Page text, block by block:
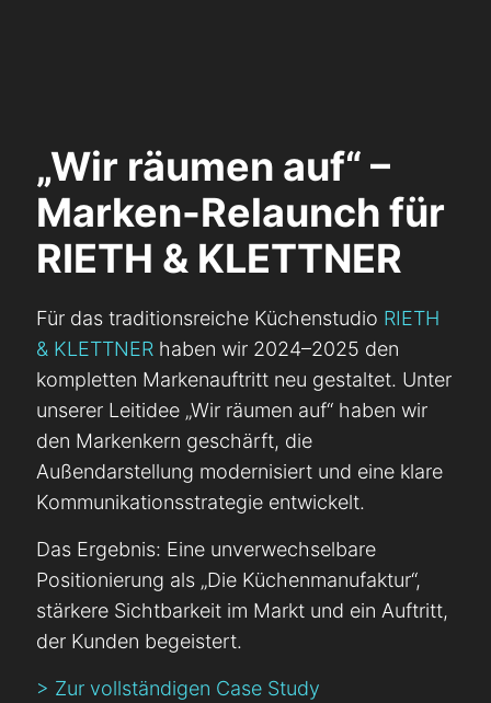
„Wir räumen auf“ –
Marken-Relaunch für
RIETH & KLETTNER
Für das traditionsreiche Küchenstudio RIETH
& KLETTNER haben wir 2024–2025 den
kompletten Markenauftritt neu gestaltet. Unter
unserer Leitidee „Wir räumen auf“ haben wir
den Markenkern geschärft, die
Außendarstellung modernisiert und eine klare
Kommunikationsstrategie entwickelt.
Das Ergebnis: Eine unverwechselbare
Positionierung als „Die Küchenmanufaktur“,
stärkere Sichtbarkeit im Markt und ein Auftritt,
der Kunden begeistert.
> Zur vollständigen Case Study